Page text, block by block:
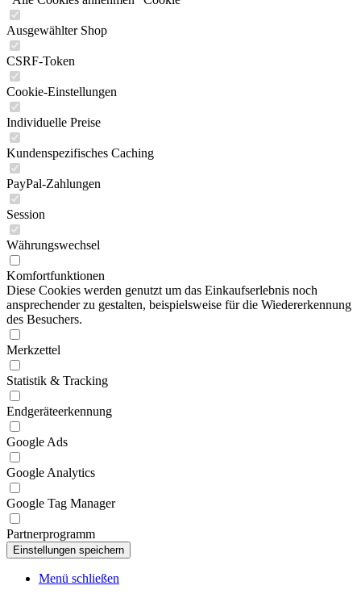
Ausgewählter Shop
CSRF-Token
Cookie-Einstellungen
Individuelle Preise
Kundenspezifisches Caching
PayPal-Zahlungen
Session
Währungswechsel
Komfortfunktionen
Diese Cookies werden genutzt um das Einkaufserlebnis noch
ansprechender zu gestalten, beispielsweise für die Wiedererkennung
des Besuchers.
Merkzettel
Statistik & Tracking
Endgeräteerkennung
Google Ads
Google Analytics
Google Tag Manager
Partnerprogramm
Menü schließen